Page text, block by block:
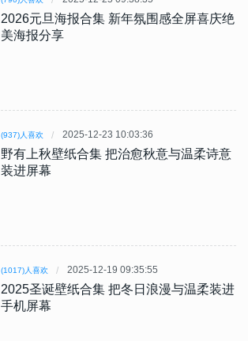
2026元旦海报合集 新年氛围感全屏喜庆绝
美海报分享
(937)人喜欢 2025-12-23 10:03:36
野有上秋壁纸合集 把治愈秋意与温柔诗意
装进屏幕
(1017)人喜欢 2025-12-19 09:35:55
2025圣诞壁纸合集 把冬日浪漫与温柔装进
手机屏幕